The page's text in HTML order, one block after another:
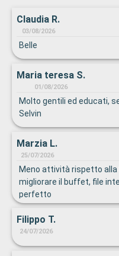
Claudia R.
03/08/2026
Belle
Maria teresa S.
01/08/2026
Molto gentili ed educati,
Selvin
Marzia L.
25/07/2026
Meno attività rispetto alla
migliorare il buffet, file
perfetto
Filippo T.
24/07/2026